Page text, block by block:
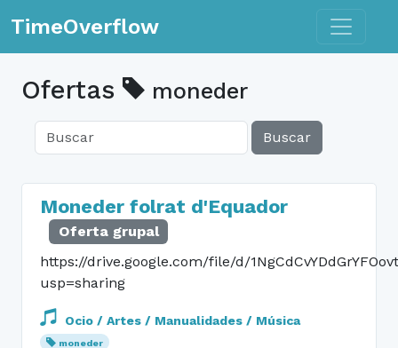
TimeOverflow Toggle
Ofertas moneder
Buscar
Moneder folrat d'Equador
Oferta grupal
https://drive.google.com/file/d/
usp=sharing
Ocio / Artes / Manualidades / Música
moneder